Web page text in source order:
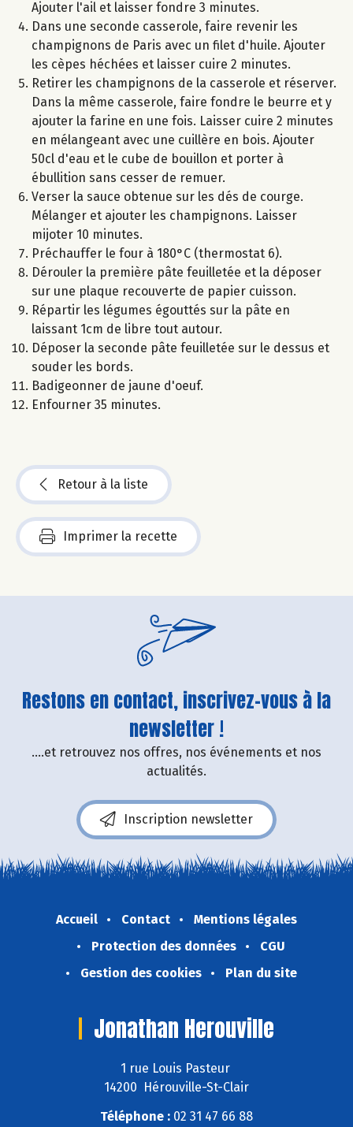
Ajouter l'ail et laisser fondre 3 minutes.
Dans une seconde casserole, faire revenir les
champignons de Paris avec un filet d'huile. Ajouter
les cèpes héchées et laisser cuire 2 minutes.
Retirer les champignons de la casserole et réserver.
Dans la même casserole, faire fondre le beurre et y
ajouter la farine en une fois. Laisser cuire 2 minutes
en mélangeant avec une cuillère en bois. Ajouter
50cl d'eau et le cube de bouillon et porter à
ébullition sans cesser de remuer.
Verser la sauce obtenue sur les dés de courge.
Mélanger et ajouter les champignons. Laisser
mijoter 10 minutes.
Préchauffer le four à 180°C (thermostat 6).
Dérouler la première pâte feuilletée et la déposer
sur une plaque recouverte de papier cuisson.
Répartir les légumes égouttés sur la pâte en
laissant 1cm de libre tout autour.
Déposer la seconde pâte feuilletée sur le dessus et
souder les bords.
Badigeonner de jaune d'oeuf.
Enfourner 35 minutes.
Retour à la liste
Imprimer la recette
Restons en contact, inscrivez-vous à la
newsletter !
....et retrouvez nos offres, nos événements et nos
actualités.
Inscription newsletter
Accueil Contact
Mentions légales
Protection des données
CGU
Gestion des cookies
Plan du site
Jonathan Herouville
1 rue Louis Pasteur
14200 Hérouville-St-Clair
Téléphone : 02 31 47 66 88